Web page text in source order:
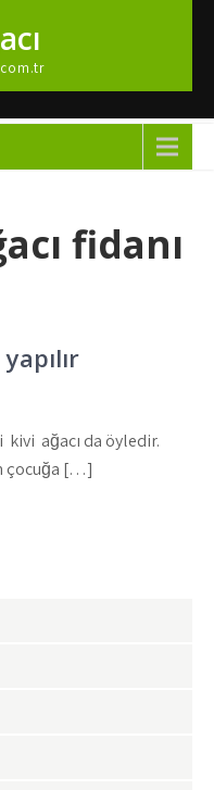
fidanı
ağacı da öyledir.
çocuğa […]